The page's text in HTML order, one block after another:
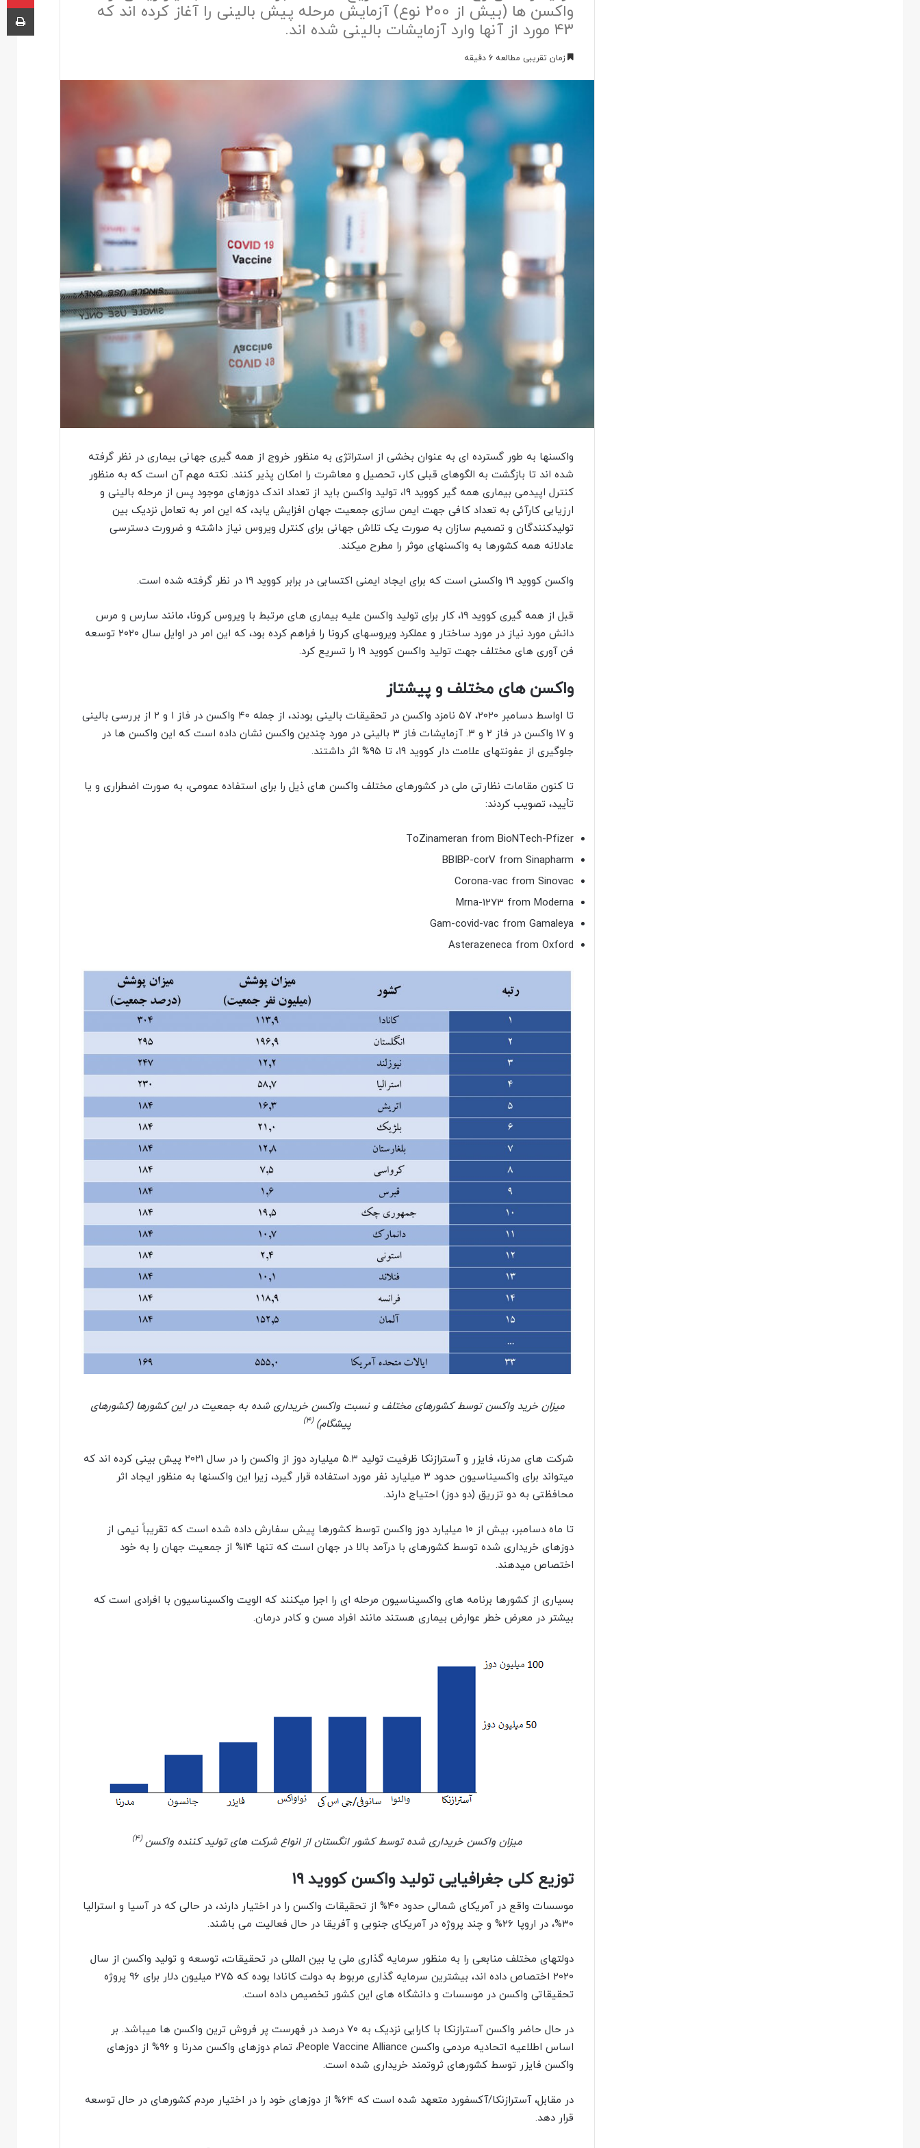
واکسن ها (بیش از 200 نوع) آزمایش مرحله پیش بالینی را آغاز کرده اند که
43 مورد از آنها وارد آزمایشات بالینی شده اند.
زمان تقریبی مطالعه 6 دقیقه
واکسنها به طور گسترده ای به عنوان بخشی از استراتژی به منظور خروج از همه گیری جهانی بیماری در نظر گرفته
شده اند تا بازگشت به الگوهای قبلی کار، تحصیل و معاشرت را امکان پذیر کنند. نکته مهم آن است که به منظور
کنترل اپیدمی بیماری همه گیر کووید ۱۹، تولید واکسن باید از تعداد اندک دوزهای موجود پس از مرحله بالینی و
ارزیابی کارآئی به تعداد کافی جهت ایمن سازی جمعیت جهان افزایش یابد، که این امر به تعامل نزدیک بین
تولیدکنندگان و تصمیم سازان به صورت یک تلاش جهانی برای کنترل ویروس نیاز داشته و ضرورت دسترسی
عادلانه همه کشورها به واکسنهای موثر را مطرح میکند.
واکسن کووید ۱۹ واکسنی است که برای ایجاد ایمنی اکتسابی در برابر کووید ۱۹ در نظر گرفته شده است.
قبل از همه گیری کووید ۱۹، کار برای تولید واکسن علیه بیماری های مرتبط با ویروس کرونا، مانند سارس و مرس
دانش مورد نیاز در مورد ساختار و عملکرد ویروسهای کرونا را فراهم کرده بود، که این امر در اوایل سال ۲۰۲۰ توسعه
فن آوری های مختلف جهت تولید واکسن کووید ۱۹ را تسریع کرد.
واکسن های مختلف و پیشتاز
تا اواسط دسامبر ۲۰۲۰، ۵۷ نامزد واکسن در تحقیقات بالینی بودند، از جمله ۴۰ واکسن در فاز ۱ و ۲ از بررسی بالینی
و ۱۷ واکسن در فاز ۲ و ۳. آزمایشات فاز ۳ بالینی در مورد چندین واکسن نشان داده است که این واکسن ها در
جلوگیری از عفونتهای علامت دار کووید ۱۹، تا ۹۵% اثر داشتند.
تا کنون مقامات نظارتی ملی در کشورهای مختلف واکسن های ذیل را برای استفاده عمومی، به صورت اضطراری و یا
تأیید، تصویب کردند:
ToZinameran from BioNTech-Pfizer
BBIBP-corV from Sinapharm
Corona-vac from Sinovac
Mrna-1273 from Moderna
Gam-covid-vac from Gamaleya
Asterazeneca from Oxford
میزان خرید واکسن توسط کشورهای مختلف و نسبت واکسن خریداری شده به جمعیت در این کشورها (کشورهای
پیشگام) (۴)
شرکت های مدرنا، فایزر و آسترازنکا ظرفیت تولید ۵.۳ میلیارد دوز از واکسن را در سال ۲۰۲۱ پیش بینی کرده اند که
میتواند برای واکسیناسیون حدود ۳ میلیارد نفر مورد استفاده قرار گیرد، زیرا این واکسن‏ها به منظور ایجاد اثر
محافظتی به دو تزریق (دو دوز) احتیاج دارند.
تا ماه دسامبر، بیش از ۱۰ میلیارد دوز واکسن توسط کشورها پیش سفارش داده شده است که تقریباً نیمی از
دوزهای خریداری شده توسط کشورهای با درآمد بالا در جهان است که تنها ۱۴% از جمعیت جهان را به خود
اختصاص میدهند.
بسیاری از کشورها برنامه های واکسیناسیون مرحله ای را اجرا میکنند که الویت واکسیناسیون با افرادی است که
بیشتر در معرض خطر عوارض بیماری هستند مانند افراد مسن و کادر درمان.
میزان واکسن خریداری شده توسط کشور انگستان از انواع شرکت های تولید کننده واکسن(۴)
توزیع کلی جغرافیایی تولید واکسن کووید ۱۹
موسسات واقع در آمریکای شمالی حدود ۴۰% از تحقیقات واکسن را در اختیار دارند، در حالی که در آسیا و استرالیا
۳۰%، در اروپا ۲۶% و چند پروژه در آمریکای جنوبی و آفریقا در حال فعالیت می باشند.
دولتهای مختلف منابعی را به منظور سرمایه گذاری ملی یا بین المللی در تحقیقات، توسعه و تولید واکسن از سال
۲۰۲۰ اختصاص داده اند، بیشترین سرمایه گذاری مربوط به دولت کانادا بوده که ۲۷۵ میلیون دلار برای ۹۶ پروژه
تحقیقاتی واکسن در موسسات و دانشگاه های این کشور تخصیص داده است.
در حال حاضر واکسن آسترازنکا با کارایی نزدیک به ۷۰ درصد در فهرست پر فروش ترین واکسن ها میباشد. بر
اساس اطلاعیه اتحادیه مردمی واکسن People Vaccine Alliance، تمام دوزهای واکسن مدرنا و ۹۶% از دوزهای
واکسن فایزر توسط کشورهای ثروتمند خریداری شده است.
در مقابل، آسترازنکا/آکسفورد متعهد شده است که ۶۴% از دوزهای خود را در اختیار مردم کشورهای در حال توسعه
قرار دهد.
چاپ